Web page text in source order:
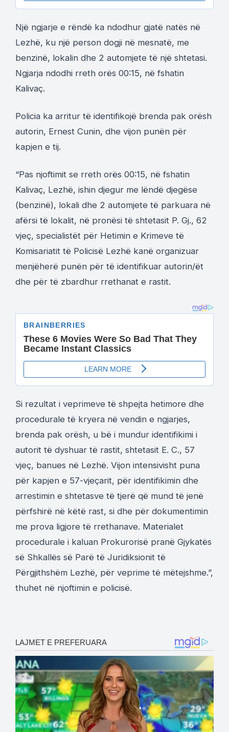
Një ngjarje e rëndë ka ndodhur gjatë natës në
Lezhë, ku një person dogji në mesnatë, me
benzinë, lokalin dhe 2 automjete të një shtetasi.
Ngjarja ndodhi rreth orës 00:15, në fshatin
Kalivaç.
Policia ka arritur të identifikojë brenda pak orësh
autorin, Ernest Cunin, dhe vijon punën për
kapjen e tij.
“Pas njoftimit se rreth orës 00:15, në fshatin
Kalivaç, Lezhë, ishin djegur me lëndë djegëse
(benzinë), lokali dhe 2 automjete të parkuara në
afërsi të lokalit, në pronësi të shtetasit P. Gj., 62
vjeç, specialistët për Hetimin e Krimeve të
Komisariatit të Policisë Lezhë kanë organizuar
menjëherë punën për të identifikuar autorin/ët
dhe për të zbardhur rrethanat e rastit.
Si rezultat i veprimeve të shpejta hetimore dhe
procedurale të kryera në vendin e ngjarjes,
brenda pak orësh, u bë i mundur identifikimi i
autorit të dyshuar të rastit, shtetasit E. C., 57
vjeç, banues në Lezhë. Vijon intensivisht puna
për kapjen e 57-vjeçarit, për identifikimin dhe
arrestimin e shtetasve të tjerë që mund të jenë
përfshirë në këtë rast, si dhe për dokumentimin
me prova ligjore të rrethanave. Materialet
procedurale i kaluan Prokurorisë pranë Gjykatës
së Shkallës së Parë të Juridiksionit të
Përgjithshëm Lezhë, për veprime të mëtejshme.”,
thuhet në njoftimin e policisë.